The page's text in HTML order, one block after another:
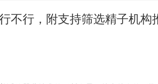
不行，附支持筛选精子机构